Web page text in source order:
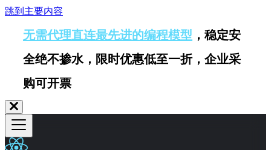
跳到主要内容
无需代理直连最先进的编程模型 ，稳定安
全绝不掺水，限时优惠低至一折，企业采
购可开票